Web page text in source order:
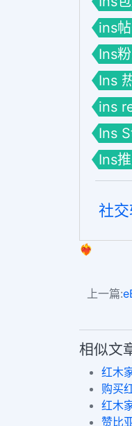
ins
Ins
Ins
ins
Ins
Ins
社
❤️‍🔥
上一篇:
相似文
红木
购买
红木
赞比